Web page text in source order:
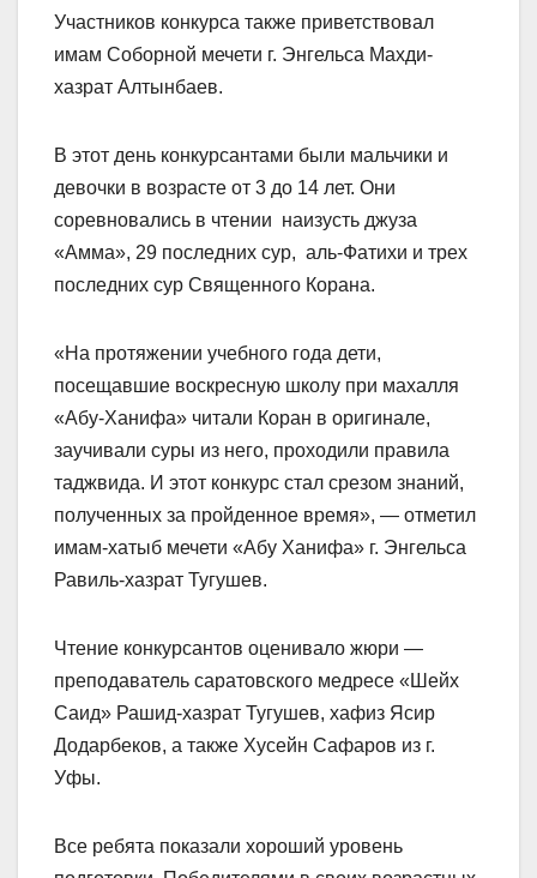
Участников конкурса также приветствовал
имам Соборной мечети г. Энгельса Махди-
хазрат Алтынбаев.
В этот день конкурсантами были мальчики и
девочки в возрасте от 3 до 14 лет. Они
соревновались в чтении наизусть джуза
«Амма», 29 последних сур, аль-Фатихи и трех
последних сур Священного Корана.
«На протяжении учебного года дети,
посещавшие воскресную школу при махалля
«Абу-Ханифа» читали Коран в оригинале,
заучивали суры из него, проходили правила
таджвида. И этот конкурс стал срезом знаний,
полученных за пройденное время», — отметил
имам-хатыб мечети «Абу Ханифа» г. Энгельса
Равиль-хазрат Тугушев.
Чтение конкурсантов оценивало жюри —
преподаватель саратовского медресе «Шейх
Саид» Рашид-хазрат Тугушев, хафиз Ясир
Додарбеков, а также Хусейн Сафаров из г.
Уфы.
Все ребята показали хороший уровень